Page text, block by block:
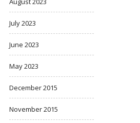
July 2023
June 2023
May 2023
December 2015
November 2015